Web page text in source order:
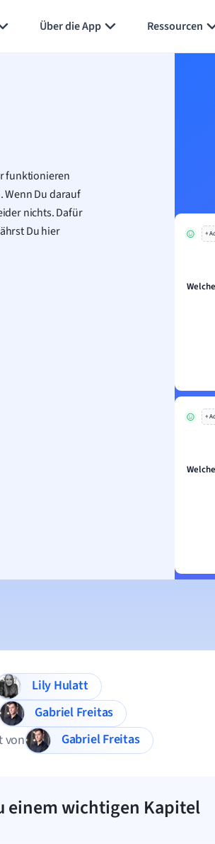
Über die App Ressourcen
funktionieren
Wenn Du darauf
nichts. Dafür
Du hier
+
+
Lily Hulatt
Gabriel Freitas
von
Gabriel Freitas
einem wichtigen Kapitel